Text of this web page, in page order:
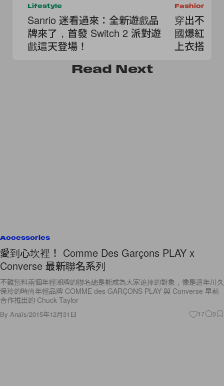
Lifestyle
Sanrio 迷看過來：全新遊戲品
牌來了，首發 Switch 2 派對遊
戲這天登場！
Fashion
穿出不撞
國爆紅小
上衣搭也
Read Next
Accessories
愛到心坎裡！ Comme Des Garçons PLAY x
Converse 最新聯名系列
不難預料兩個年輕潮牌的聯名總是能成為大家追捧的對象，像是這年川久
保玲的時尚年輕品牌 COMME des GARÇONS PLAY 與 Converse 早前
合作推出的 Chuck Taylor
By Anaïs/2015年12月31日 17 0